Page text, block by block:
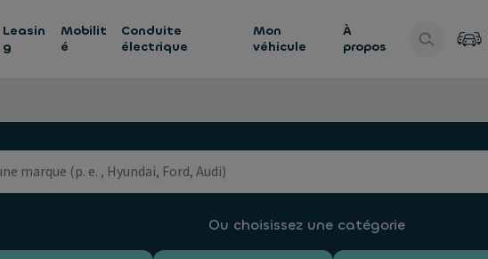
Leasin
g
Mobilit
é
Conduite
électrique
Mon
véhicule
À
propos
Ou choisissez une catégorie